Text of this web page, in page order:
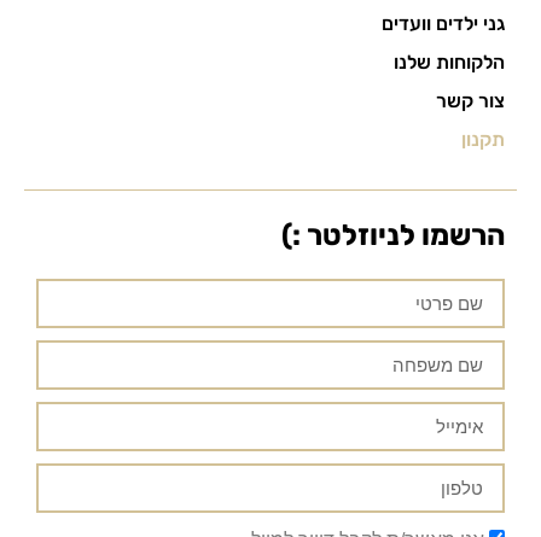
גני ילדים וועדים
הלקוחות שלנו
צור קשר
תקנון
הרשמו לניוזלטר :)